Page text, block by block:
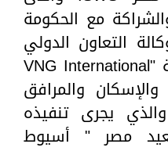
مع الحكومة
التعاون الدولي
لإتحاد البلديات الهولندية "VNG International
والإسكان والمرافق
والذي يجرى تنفيذه
مصر " أسيوط